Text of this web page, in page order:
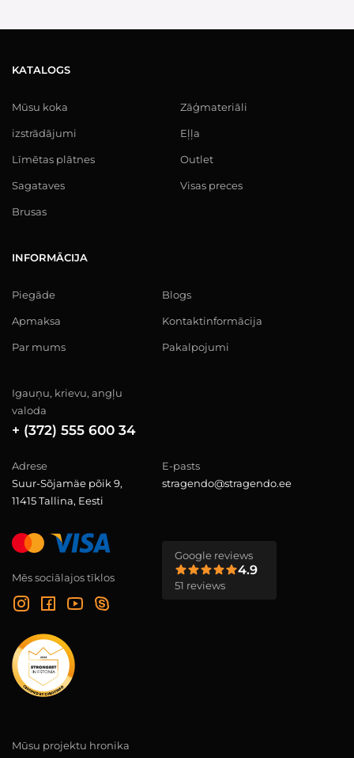
KATALOGS
Mūsu koka
izstrādājumi
Līmētas plātnes
Sagataves
Brusas
Zāģmateriāli
Eļļa
Outlet
Visas preces
INFORMĀCIJA
Piegāde
Apmaksa
Par mums
Blogs
Kontaktinformācija
Pakalpojumi
Igauņu, krievu, angļu
valoda
+ (372) 555 600 34
Adrese
Suur-Sõjamäe põik 9,
11415 Tallina, Eesti
E-pasts
stragendo@stragendo.ee
Mēs sociālajos tīklos
Google reviews
4.9
51 reviews
Mūsu projektu hronika